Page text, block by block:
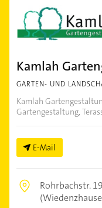
Kamlah
GARTEN- UND
Kamlah
Gartengestaltung,
E-Mail
Rohrbachstr.